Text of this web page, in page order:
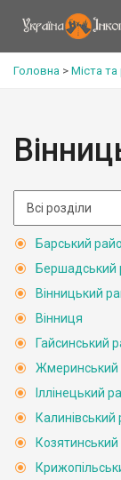
Головна > Міста та
Барський
Бершадський
Вінницький
Вінниця
Гайсинський
Жмеринський
Іллінецький
Калинівський